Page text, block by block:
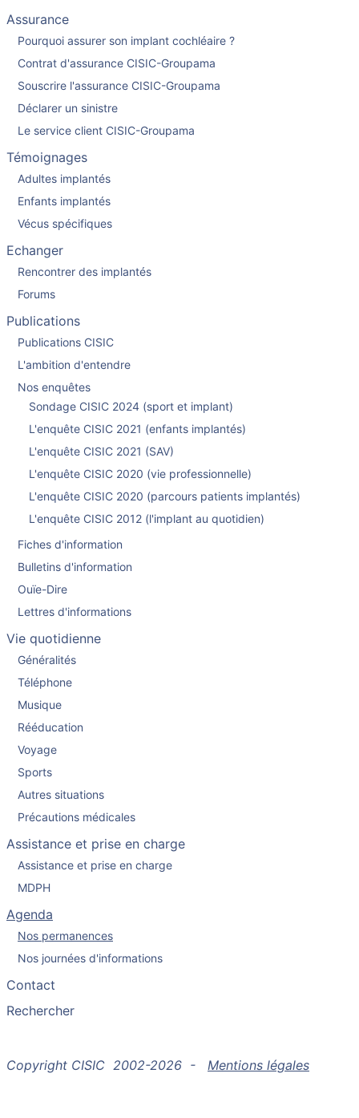
Assurance
Pourquoi assurer son implant cochléaire ?
Contrat d'assurance CISIC-Groupama
Souscrire l'assurance CISIC-Groupama
Déclarer un sinistre
Le service client CISIC-Groupama
Témoignages
Adultes implantés
Enfants implantés
Vécus spécifiques
Echanger
Rencontrer des implantés
Forums
Publications
Publications CISIC
L'ambition d'entendre
Nos enquêtes
Sondage CISIC 2024 (sport et implant)
L'enquête CISIC 2021 (enfants implantés)
L'enquête CISIC 2021 (SAV)
L'enquête CISIC 2020 (vie professionnelle)
L'enquête CISIC 2020 (parcours patients implantés)
L'enquête CISIC 2012 (l'implant au quotidien)
Fiches d'information
Bulletins d'information
Ouïe-Dire
Lettres d'informations
Vie quotidienne
Généralités
Téléphone
Musique
Rééducation
Voyage
Sports
Autres situations
Précautions médicales
Assistance et prise en charge
Assistance et prise en charge
MDPH
Agenda
Nos permanences
Nos journées d'informations
Contact
Rechercher
Copyright CISIC 2002-2026 - Mentions légales